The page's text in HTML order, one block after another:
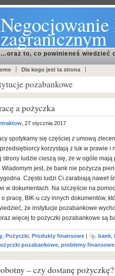
zagranicznym
…oraz to, co powinieneś wiedzieć
Dla kogo jest ta strona
pozabankowe
a pożyczka
, 27 stycznia 2017
spotykamy się częściej z umową
korzystają z luk w prawie
strony ludzie cieszą się, że w ogóle
jest, że bank nie pożycza
Często ludzi Ci zarabiają nawet
w dokumentach. Na szczęście na
pracę, BIK-u czy innych dokumentów,
że instytucje pozabankowe
więcej to pożyczki pozabankowe są
Pożyczki Produkty finansowe | bank
pozabankowe problemy finansowe
– czy dostanę pożyczkę?